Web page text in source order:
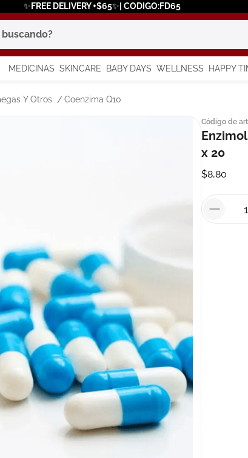
✨FREE DELIVERY +$65✨| CODIGO:FD65
MEDICINAS SKINCARE BABY DAYS WELLNESS HAPPY
Y Otros Coenzima Q10
Código de
x 20
$8,80
más buscados